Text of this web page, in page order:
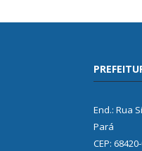
End.: Rua
Pará
CEP: